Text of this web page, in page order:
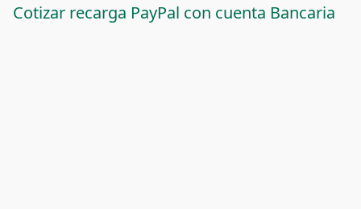
Cotizar recarga PayPal con cuenta Bancaria